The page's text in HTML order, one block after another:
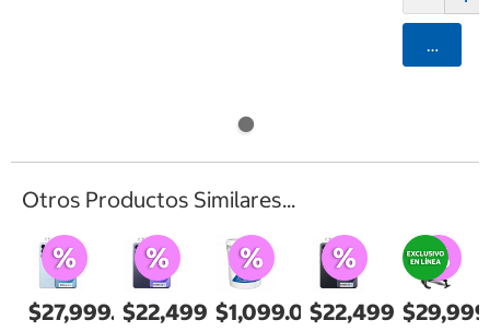
Otros Productos Similares...
$27,999.00$22,499.00$1,099.00$22,499.00